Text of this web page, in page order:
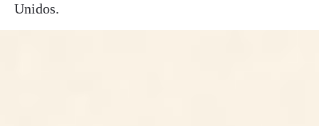
Unidos.